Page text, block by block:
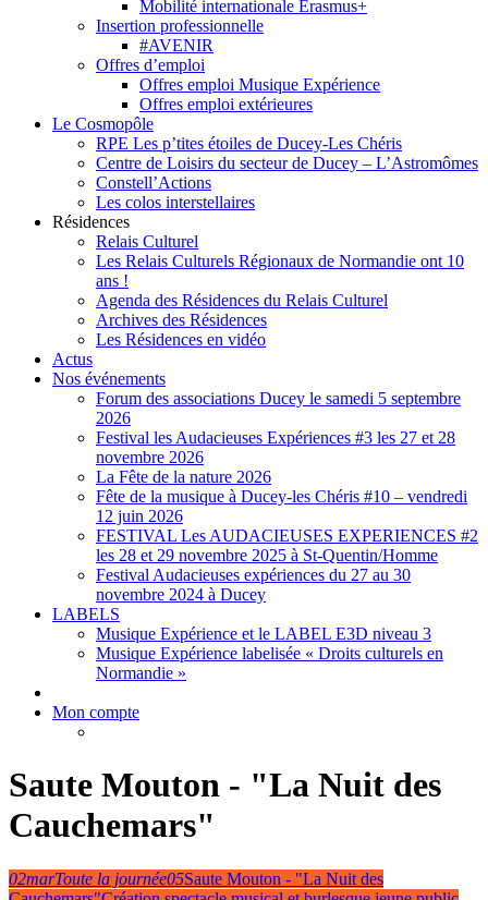
Mobilité internationale Erasmus+
Insertion professionnelle
#AVENIR
Offres d’emploi
Offres emploi Musique Expérience
Offres emploi extérieures
Le Cosmopôle
RPE Les p’tites étoiles de Ducey-Les Chéris
Centre de Loisirs du secteur de Ducey – L’Astromômes
Constell’Actions
Les colos interstellaires
Résidences
Relais Culturel
Les Relais Culturels Régionaux de Normandie ont 10
ans !
Agenda des Résidences du Relais Culturel
Archives des Résidences
Les Résidences en vidéo
Actus
Nos événements
Forum des associations Ducey le samedi 5 septembre
2026
Festival les Audacieuses Expériences #3 les 27 et 28
novembre 2026
La Fête de la nature 2026
Fête de la musique à Ducey-les Chéris #10 – vendredi
12 juin 2026
FESTIVAL Les AUDACIEUSES EXPERIENCES #2
les 28 et 29 novembre 2025 à St-Quentin/Homme
Festival Audacieuses expériences du 27 au 30
novembre 2024 à Ducey
LABELS
Musique Expérience et le LABEL E3D niveau 3
Musique Expérience labelisée « Droits culturels en
Normandie »
Mon compte
Saute Mouton - "La Nuit des
Cauchemars"
02marToute la journée05Saute Mouton - "La Nuit des